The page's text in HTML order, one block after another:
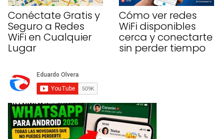
Conéctate Gratis y
Seguro a Redes
WiFi en Cualquier
Lugar
Cómo ver redes
WiFi disponibles
cerca y conectarte
sin perder tiempo